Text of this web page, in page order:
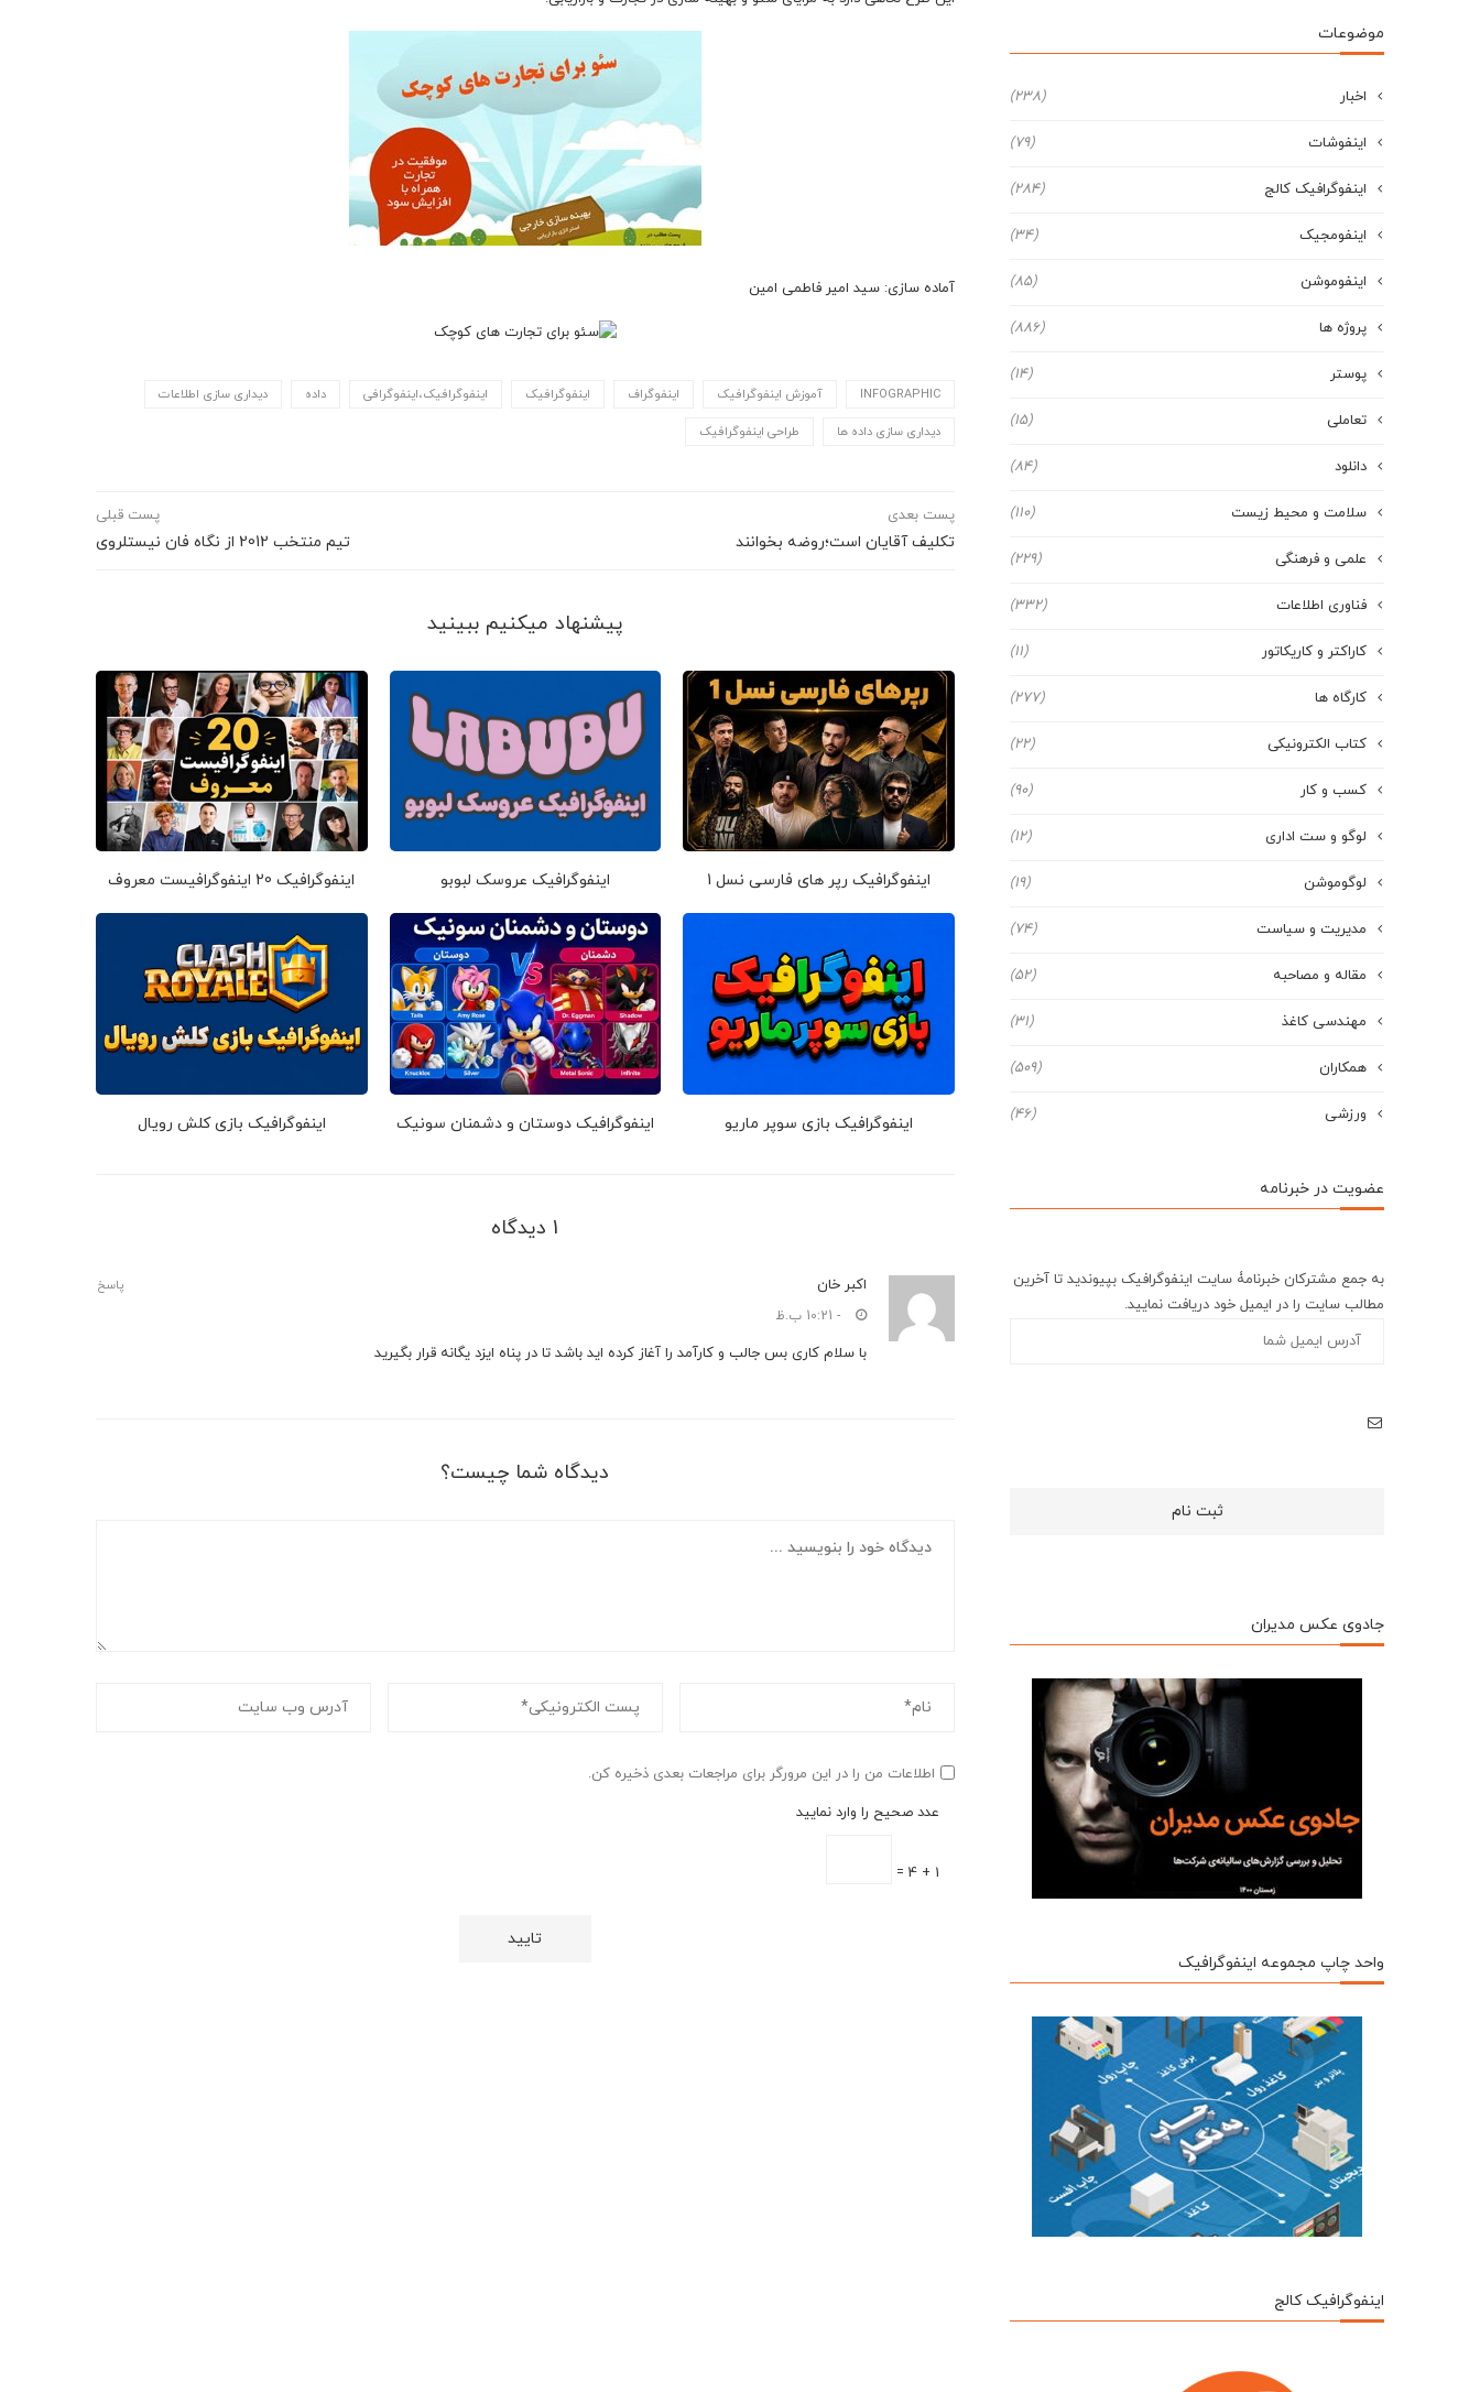
آماده سازی: سید امیر فاطمی امین
INFOGRAPHIC آموزش اینفوگرافیک اینفوگراف اینفوگرافیک اینفوگرافیک،اینفوگرافی داده دیداری سازی اطلاعات
دیداری سازی داده ها طراحی اینفوگرافیک
پست قبلی
تیم منتخب 2012 از نگاه فان نیستلروی
پست بعدی
تکلیف آقایان است؛روضه بخوانند
پیشنهاد می‎کنیم ببینید
اینفوگرافیک 20 اینفوگرافیست معروف اینفوگرافیک عروسک لبوبو اینفوگرافیک رپر های فارسی نسل 1
اینفوگرافیک بازی کلش رویال اینفوگرافیک دوستان و دشمنان سونیک اینفوگرافیک بازی سوپر ماریو
1 دیدگاه
اکبر خان
- 10:21 ب.ظ
با سلام کاری بس جالب و کارآمد را آغاز کرده اید باشد تا در پناه ایزد یگانه قرار بگیرید
پاسخ
دیدگاه شما چیست؟
اطلاعات من را در این مرورگر برای مراجعات بعدی ذخیره کن.
عدد صحیح را وارد نمایید
1 + 4 =
موضوعات
اخبار (238)
اینفوشات (79)
اینفوگرافیک کالج (284)
اینفومجیک (34)
اینفوموشن (85)
پروژه ها (886)
پوستر (14)
تعاملی (15)
دانلود (84)
سلامت و محیط زیست (110)
علمی و فرهنگی (229)
فناوری اطلاعات (332)
کاراکتر و کاریکاتور (11)
کارگاه ها (277)
کتاب الکترونیکی (22)
کسب و کار (90)
لوگو و ست اداری (12)
لوگوموشن (19)
مدیریت و سیاست (74)
مقاله و مصاحبه (52)
مهندسی کاغذ (31)
همکاران (509)
ورزشی (46)
عضویت در خبرنامه
به جمع مشترکان خبرنامۀ سایت اینفوگرافیک بپیوندید تا آخرین
مطالب سایت را در ایمیل خود دریافت نمایید.
جادوی عکس مدیران
واحد چاپ مجموعه اینفوگرافیک
اینفوگرافیک کالج